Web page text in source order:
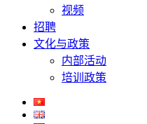
视频
招聘
文化与政策
内部活动
培训政策